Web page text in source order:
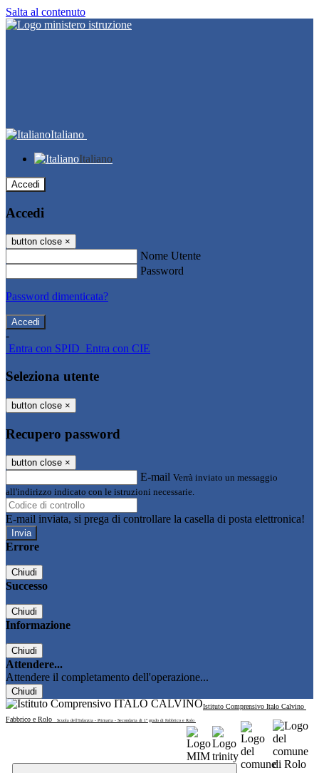
Salta al contenuto
Italiano
Italiano
Accedi
Accedi
button close ×
Nome Utente
Password
Password dimenticata?
-
Entra con SPID Entra con CIE
Seleziona utente
button close ×
Recupero password
button close ×
E-mail Verrà inviato un messaggio
all'indirizzo indicato con le istruzioni necessarie.
E-mail inviata, si prega di controllare la casella di posta elettronica!
Errore
Chiudi
Successo
Chiudi
Informazione
Chiudi
Attendere...
Attendere il completamento dell'operazione...
Chiudi
Istituto Comprensivo Italo Calvino
Fabbrico e Rolo
Scuola dell'Infanzia - Primaria - Secondaria di 1° grado di Fabbrico e Rolo